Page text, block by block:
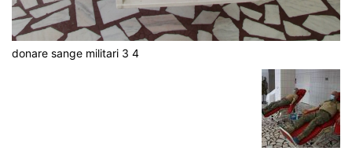
donare sange militari 3 4